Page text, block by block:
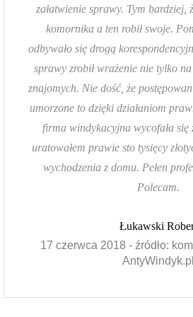
załatwienie sprawy. Tym bardziej,
komornika a ten robił swoje.
odbywało się drogą
sprawy zrobił wrażenie nie tylko
znajomych. Nie dość, że
umorzone to dzięki działaniom
firma windykacyjna wycofała się
uratowałem prawie sto tysięcy
wychodzenia z domu. Pełen
Polecam.
Łukawski
17 czerwca 2018 - źródło:
AntyWindyk.pl